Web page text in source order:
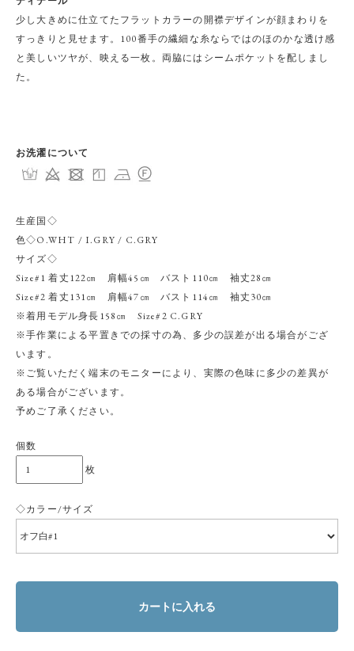
少し大きめに仕立てたフラットカラーの開襟デザインが顔まわりを
すっきりと見せます。100番手の繊細な糸ならではのほのかな透け感
と美しいツヤが、映える一枚。両脇にはシームポケットを配しまし
た。
お洗濯について
生産国◇
色◇O.WHT / I.GRY / C.GRY
サイズ◇
Size#1 着丈122㎝ 肩幅45㎝ バスト110㎝ 袖丈28㎝
Size#2 着丈131㎝ 肩幅47㎝ バスト114㎝ 袖丈30㎝
※着用モデル身長158㎝ Size#2 C.GRY
※手作業による平置きでの採寸の為、多少の誤差が出る場合がござ
います。
※ご覧いただく端末のモニターにより、実際の色味に多少の差異が
ある場合がございます。
予めご了承ください。
個数
枚
◇カラー/サイズ
カートに入れる